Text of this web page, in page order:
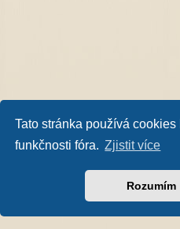
Tato stránka používá
funkčnosti fóra. Zjistit více
Rozumím